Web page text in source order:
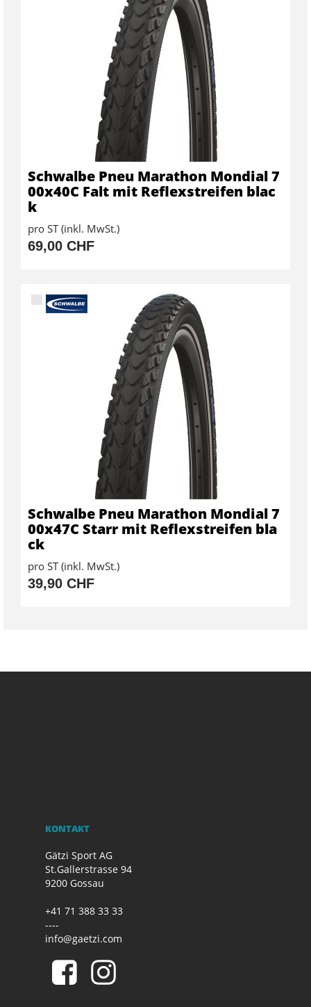
Schwalbe Pneu Marathon Mondial 7
00x40C Falt mit Reflexstreifen blac
k
pro ST (inkl. MwSt.)
69,00 CHF
Schwalbe Pneu Marathon Mondial 7
00x47C Starr mit Reflexstreifen bla
ck
pro ST (inkl. MwSt.)
39,90 CHF
KONTAKT
Gätzi Sport AG
St.Gallerstrasse 94
9200 Gossau
+41 71 388 33 33
----
info@gaetzi.com